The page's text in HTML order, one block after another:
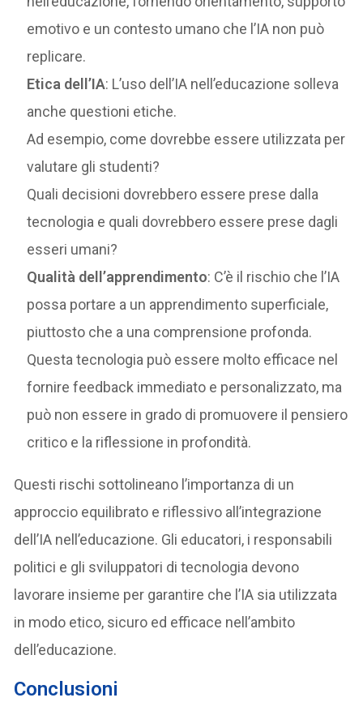
emotivo e un contesto umano che l’IA non può
replicare.
Etica dell’IA: L’uso dell’IA nell’educazione solleva
anche questioni etiche.
Ad esempio, come dovrebbe essere utilizzata per
valutare gli studenti?
Quali decisioni dovrebbero essere prese dalla
tecnologia e quali dovrebbero essere prese dagli
esseri umani?
Qualità dell’apprendimento: C’è il rischio che l’IA
possa portare a un apprendimento superficiale,
piuttosto che a una comprensione profonda.
Questa tecnologia può essere molto efficace nel
fornire feedback immediato e personalizzato, ma
può non essere in grado di promuovere il pensiero
critico e la riflessione in profondità.
Questi rischi sottolineano l’importanza di un
approccio equilibrato e riflessivo all’integrazione
dell’IA nell’educazione. Gli educatori, i responsabili
politici e gli sviluppatori di tecnologia devono
lavorare insieme per garantire che l’IA sia utilizzata
in modo etico, sicuro ed efficace nell’ambito
dell’educazione.
Conclusioni